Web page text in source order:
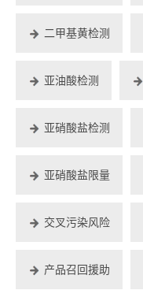
二甲基黄检测
亚油酸检测
亚硝酸盐检测
亚硝酸盐限量
交叉污染风险
产品召回援助